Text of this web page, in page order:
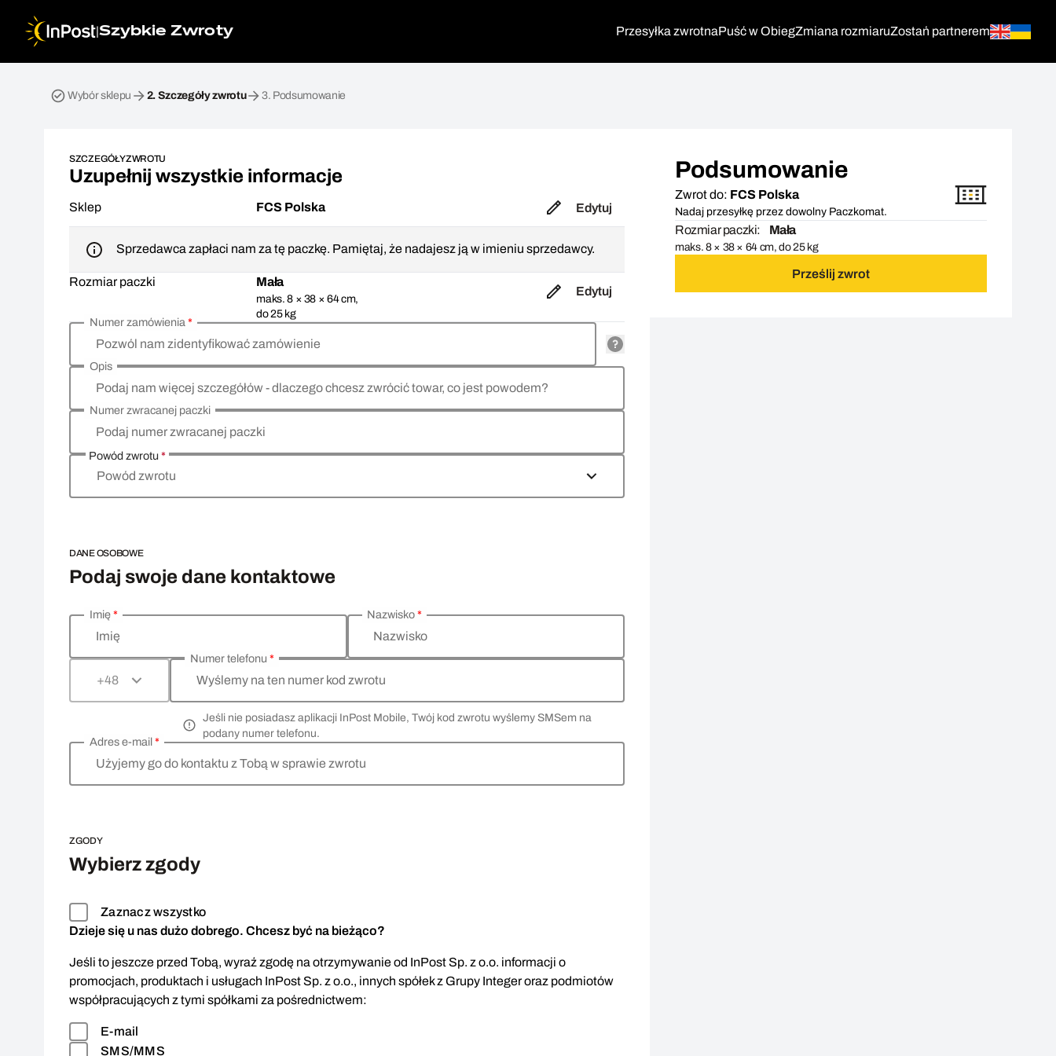
|Szybkie Zwroty Przesyłka zwrotnaPuść w ObiegZmiana rozmiaruZostań partnerem
Wybór sklepu 2. Szczegóły zwrotu 3. Podsumowanie
SZCZEGÓŁY ZWROTU
Uzupełnij wszystkie informacje
Sklep FCS Polska Edytuj
Sprzedawca zapłaci nam za tę paczkę. Pamiętaj, że nadajesz ją w imieniu sprzedawcy.
Rozmiar paczki Mała
maks. 8 × 38 × 64 cm,
do 25 kg
Edytuj
Pozwól nam zidentyfikować zamówienie
Numer zamówienia*
Podaj nam więcej szczegółów - dlaczego chcesz zwrócić towar, co jest powodem?
Opis
Podaj numer zwracanej paczki
Numer zwracanej paczki
Powód zwrotu*
Powód zwrotu
DANE OSOBOWE
Podaj swoje dane kontaktowe
Wprowadź swoje dane osobowe
Imię
Imię*
Nazwisko
Nazwisko*
+48 Wyślemy na ten numer kod zwrotu
Numer telefonu *
Jeśli nie posiadasz aplikacji InPost Mobile, Twój kod zwrotu wyślemy SMSem na
podany numer telefonu.
Użyjemy go do kontaktu z Tobą w sprawie zwrotu
Adres e-mail *
ZGODY
Wybierz zgody
Zaznacz wszystko
Dzieje się u nas dużo dobrego. Chcesz być na bieżąco?
Jeśli to jeszcze przed Tobą, wyraź zgodę na otrzymywanie od InPost Sp. z o.o. informacji o
promocjach, produktach i usługach InPost Sp. z o.o., innych spółek z Grupy Integer oraz podmiotów
współpracujących z tymi spółkami za pośrednictwem:
E-mail
SMS/MMS
Podsumowanie
Zwrot do: FCS Polska
Nadaj przesyłkę przez dowolny Paczkomat.
Rozmiar paczki: Mała
maks. 8 × 38 × 64 cm, do 25 kg
Prześlij zwrot